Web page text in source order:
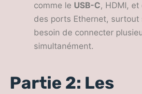
comme le USB-C, HDMI,
des ports Ethernet, surtout
besoin de connecter
simultanément.
Partie 2: Les